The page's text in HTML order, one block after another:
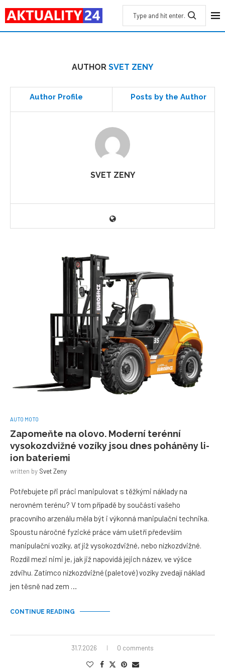
AUTHOR SVET ZENY
Author Profile Posts by the Author
SVET ZENY
AUTO MOTO
Zapomeňte na olovo. Moderní terénní
vysokozdvižné vozíky jsou dnes poháněny li-
ion bateriemi
written by Svet Zeny
Potřebujete při práci manipulovat s těžkými náklady na
nerovném terénu? V tom případě by součástí vašeho
pracovního arzenálu měla být i výkonná manipulační technika.
Spoustu náročné fyzické práce vám ušetří především
manipulační vozíky, ať již vysokozdvižné, nebo nízkozdvižné.
Rozdíl mezi nimi je, jak již napovídá jejich název, ve výšce
zdvihu. Zatímco nízkozdvižné (paletové) vozíky zvedají náklad
jen těsně nad zem …
CONTINUE READING
31.7.2026 0 comments